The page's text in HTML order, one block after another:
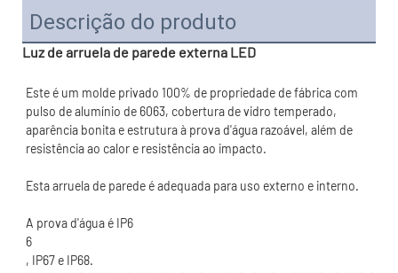
Descrição do produto
Luz de arruela de parede externa LED
Este é um molde privado 100% de propriedade de fábrica com
pulso de alumínio de 6063, cobertura de vidro temperado,
aparência bonita e estrutura à prova d'água razoável, além de